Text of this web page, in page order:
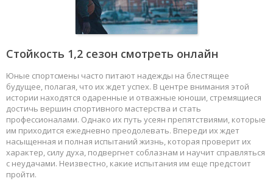
Стойкость 1,2 сезон смотреть онлайн
Юные спортсмены часто питают надежды на блестящее
будущее, полагая, что их ждет успех. В центре внимания этой
истории находятся одаренные и отважные юноши, стремящиеся
достичь вершин спортивного мастерства и стать
профессионалами. Однако их путь усеян препятствиями, которые
им приходится ежедневно преодолевать. Впереди их ждет
насыщенная и полная испытаний жизнь, которая проверит их
характер, силу духа, подвергнет соблазнам и научит справляться
с неудачами. Неизвестно, какие испытания им еще предстоит
пройти.